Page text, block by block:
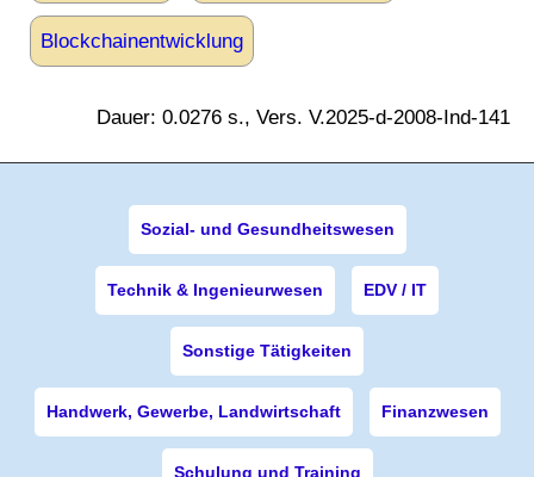
Blockchainentwicklung
Dauer: 0.0276 s., Vers. V.2025-d-2008-Ind-141
Sozial- und Gesundheitswesen
Technik & Ingenieurwesen EDV / IT
Sonstige Tätigkeiten
Handwerk, Gewerbe, Landwirtschaft Finanzwesen
Schulung und Training